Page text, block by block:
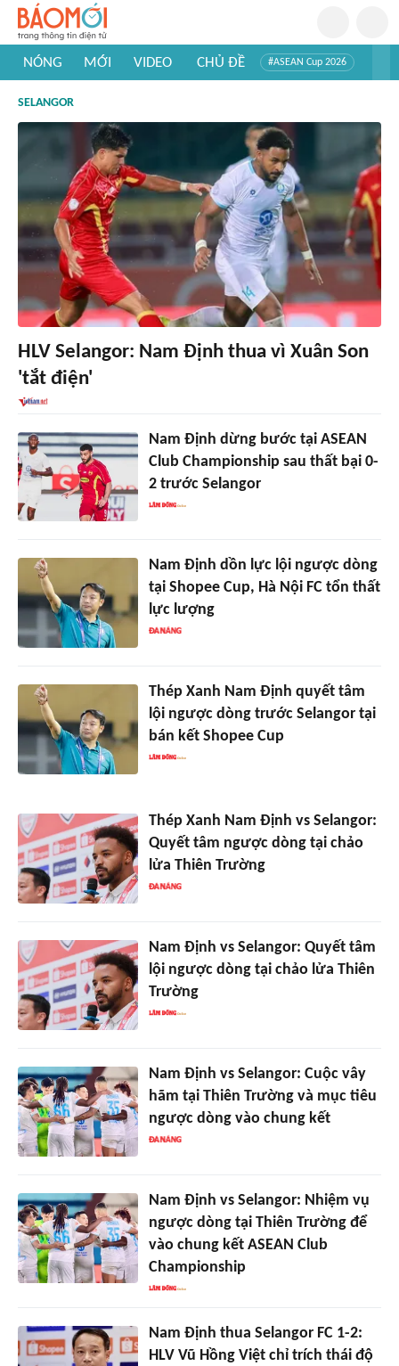
NÓNG MỚI VIDEO CHỦ ĐỀ #ASEAN Cup 2026
#Khám phá thế giới
SELANGOR
HLV Selangor: Nam Định thua vì Xuân Son
'tắt điện'
Nam Định dừng bước tại ASEAN
Club Championship sau thất bại 0-
2 trước Selangor
Nam Định dồn lực lội ngược dòng
tại Shopee Cup, Hà Nội FC tổn thất
lực lượng
Thép Xanh Nam Định quyết tâm
lội ngược dòng trước Selangor tại
bán kết Shopee Cup
Thép Xanh Nam Định vs Selangor:
Quyết tâm ngược dòng tại chảo
lửa Thiên Trường
Nam Định vs Selangor: Quyết tâm
lội ngược dòng tại chảo lửa Thiên
Trường
Nam Định vs Selangor: Cuộc vây
hãm tại Thiên Trường và mục tiêu
ngược dòng vào chung kết
Nam Định vs Selangor: Nhiệm vụ
ngược dòng tại Thiên Trường để
vào chung kết ASEAN Club
Championship
Nam Định thua Selangor FC 1-2:
HLV Vũ Hồng Việt chỉ trích thái độ